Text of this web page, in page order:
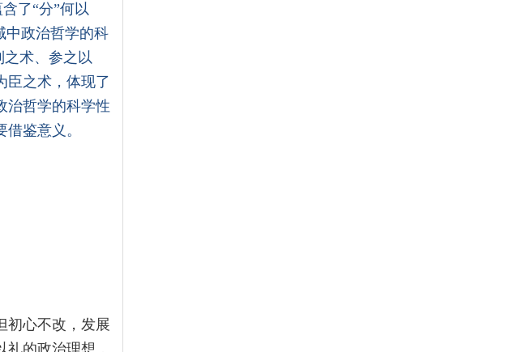
了“分”何以
中政治哲学的科
之术、参之以
臣之术，体现了
治哲学的科学性
鉴意义。
初心不改，发展
的政治理想，